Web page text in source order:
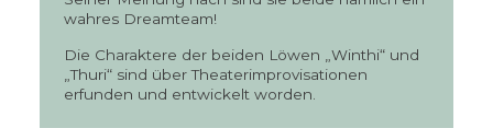
wahres Dreamteam!
Die Charaktere der beiden Löwen „Winthi“ und
„Thuri“ sind über Theaterimprovisationen
erfunden und entwickelt worden.